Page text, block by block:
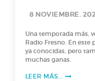
8 NOVIEMBRE.
Una temporada más,
Radio Fresno. En
ya conocidas, pero
muchas ganas.
LEER MÁS...